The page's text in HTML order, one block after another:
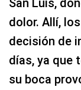
San Luis,
dolor. Allí,
decisión de
días, ya que
su boca